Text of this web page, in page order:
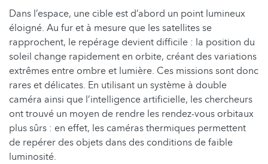
Dans l’espace, une cible est d’abord un point lumineux
éloigné. Au fur et à mesure que les satellites se
rapprochent, le repérage devient difficile : la position du
soleil change rapidement en orbite, créant des variations
extrêmes entre ombre et lumière. Ces missions sont donc
rares et délicates. En utilisant un système à double
caméra ainsi que l’intelligence artificielle, les chercheurs
ont trouvé un moyen de rendre les rendez-vous orbitaux
plus sûrs : en effet, les caméras thermiques permettent
de repérer des objets dans des conditions de faible
luminosité.